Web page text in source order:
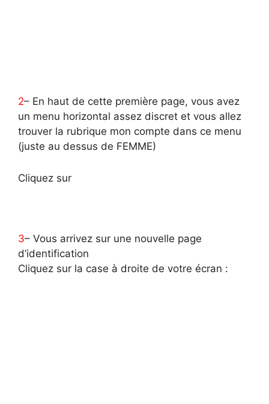
2– En haut de cette première page, vous avez
un menu horizontal assez discret et vous allez
trouver la rubrique mon compte dans ce menu
(juste au dessus de FEMME)
Cliquez sur
3– Vous arrivez sur une nouvelle page
d’identification
Cliquez sur la case à droite de votre écran :